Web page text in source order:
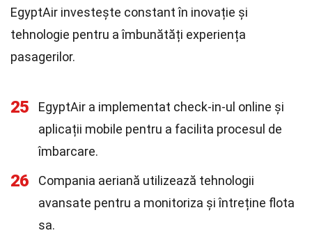
EgyptAir investește constant în inovație și
tehnologie pentru a îmbunătăți experiența
pasagerilor.
25
EgyptAir a implementat check-in-ul online și
aplicații mobile pentru a facilita procesul de
îmbarcare.
26
Compania aeriană utilizează tehnologii
avansate pentru a monitoriza și întreține flota
sa.